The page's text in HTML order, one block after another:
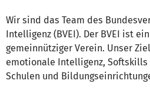
Wir sind das Team des
Intelligenz (BVEI). Der BVEI ist
gemeinnütziger Verein. Unser
emotionale Intelligenz,
Schulen und